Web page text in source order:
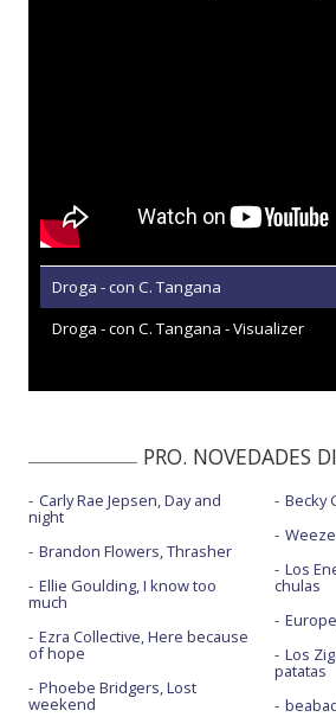
Droga - con C. Tangana
Droga - con C. Tangana - Visualizer
PRO. NOVEDADES
Carly Rae Jepsen, Day and
night
Brandon Flowers, Thrasher
Ellie Goulding, I know too
much
Ezra Collective, Here because
of hope
Phoebe Bridgers, Lost
weekend
Becky
Los
chulas
Los
patatas